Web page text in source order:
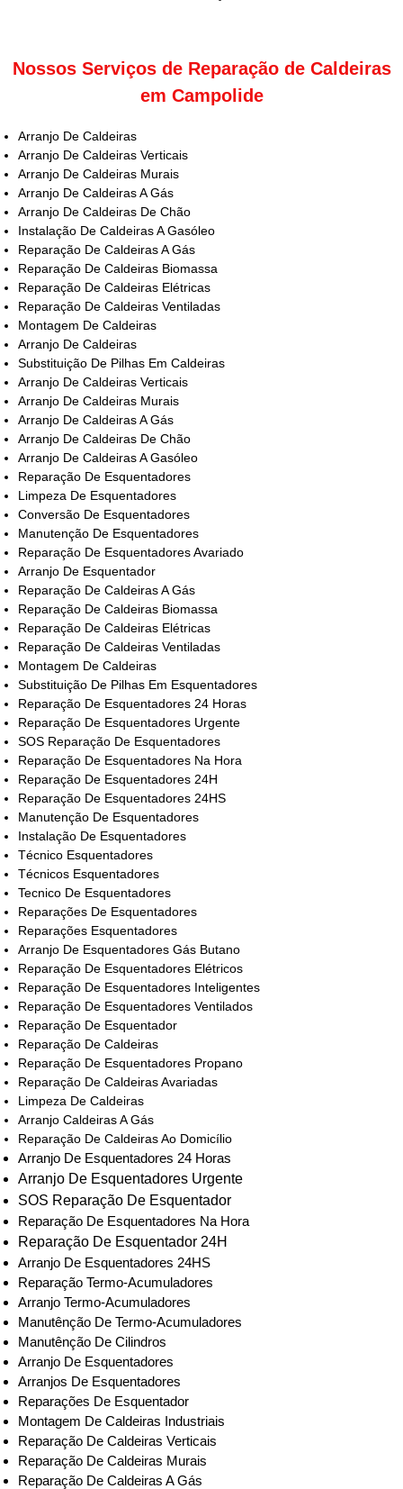
Nossos Serviços de Reparação de Caldeiras
em Campolide
Arranjo De Caldeiras
Arranjo De Caldeiras Verticais
Arranjo De Caldeiras Murais
Arranjo De Caldeiras A Gás
Arranjo De Caldeiras De Chão
Instalação De Caldeiras A Gasóleo
Reparação De Caldeiras A Gás
Reparação De Caldeiras Biomassa
Reparação De Caldeiras Elétricas
Reparação De Caldeiras Ventiladas
Montagem De Caldeiras
Arranjo De Caldeiras
Substituição De Pilhas Em Caldeiras
Arranjo De Caldeiras Verticais
Arranjo De Caldeiras Murais
Arranjo De Caldeiras A Gás
Arranjo De Caldeiras De Chão
Arranjo De Caldeiras A Gasóleo
Reparação De Esquentadores
Limpeza De Esquentadores
Conversão De Esquentadores
Manutenção De Esquentadores
Reparação De Esquentadores Avariado
Arranjo De Esquentador
Reparação De Caldeiras A Gás
Reparação De Caldeiras Biomassa
Reparação De Caldeiras Elétricas
Reparação De Caldeiras Ventiladas
Montagem De Caldeiras
Substituição De Pilhas Em Esquentadores
Reparação De Esquentadores 24 Horas
Reparação De Esquentadores Urgente
SOS Reparação De Esquentadores
Reparação De Esquentadores Na Hora
Reparação De Esquentadores 24H
Reparação De Esquentadores 24HS
Manutenção De Esquentadores
Instalação De Esquentadores
Técnico Esquentadores
Técnicos Esquentadores
Tecnico De Esquentadores
Reparações De Esquentadores
Reparações Esquentadores
Arranjo De Esquentadores Gás Butano
Reparação De Esquentadores Elétricos
Reparação De Esquentadores Inteligentes
Reparação De Esquentadores Ventilados
Reparação De Esquentador
Reparação De Caldeiras
Reparação De Esquentadores Propano
Reparação De Caldeiras Avariadas
Limpeza De Caldeiras
Arranjo Caldeiras A Gás
Reparação De Caldeiras Ao Domicílio
Arranjo De Esquentadores 24 Horas
Arranjo De Esquentadores Urgente
SOS Reparação De Esquentador
Reparação De Esquentadores Na Hora
Reparação De Esquentador 24H
Arranjo De Esquentadores 24HS
Reparação Termo-Acumuladores
Arranjo Termo-Acumuladores
Manutênção De Termo-Acumuladores
Manutênção De Cilindros
Arranjo De Esquentadores
Arranjos De Esquentadores
Reparações De Esquentador
Montagem De Caldeiras Industriais
Reparação De Caldeiras Verticais
Reparação De Caldeiras Murais
Reparação De Caldeiras A Gás